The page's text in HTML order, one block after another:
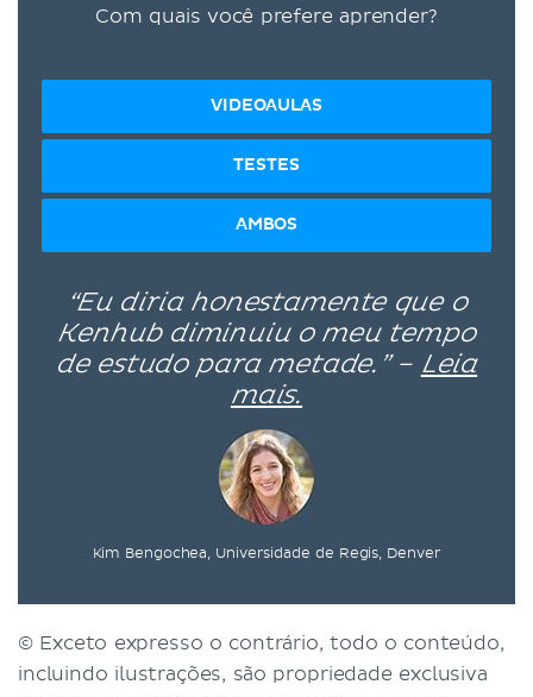
Com quais você prefere aprender?
VIDEOAULAS
TESTES
AMBOS
“Eu diria honestamente que o
Kenhub diminuiu o meu tempo
de estudo para metade.” – Leia
mais.
Kim Bengochea, Universidade de Regis, Denver
© Exceto expresso o contrário, todo o conteúdo,
incluindo ilustrações, são propriedade exclusiva